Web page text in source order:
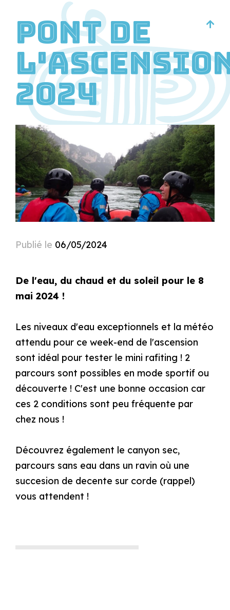
Pont de
2024
Publié le 06/05/2024
De l'eau, du chaud et du soleil pour le 8
mai 2024 !
Les niveaux d'eau exceptionnels et la météo
attendu pour ce week-end de l'ascension
sont idéal pour tester le mini rafiting ! 2
parcours sont possibles en mode sportif ou
découverte ! C'est une bonne occasion car
ces 2 conditions sont peu fréquente par
chez nous !
Découvrez également le canyon sec,
parcours sans eau dans un ravin où une
succesion de decente sur corde (rappel)
vous attendent !